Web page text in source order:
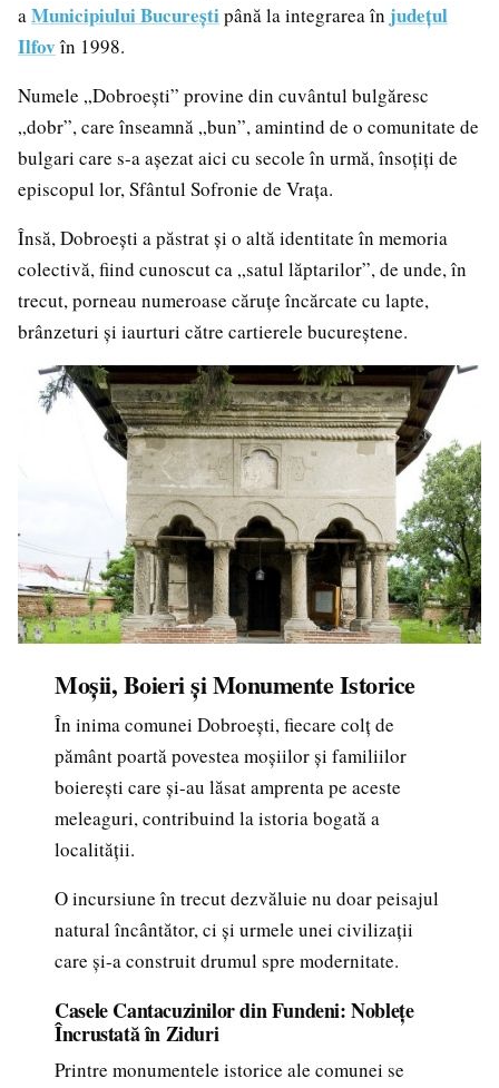
aMunicipiului Bucureștipână la integrarea în județul
Ilfov în 1998.
Numele „Dobroești” provine din cuvântul bulgăresc
„dobr”, care înseamnă „bun”, amintind de o comunitate de
bulgari care s-a așezat aici cu secole în urmă, însoțiți de
episcopul lor, Sfântul Sofronie de Vrața.
Însă, Dobroești a păstrat și o altă identitate în memoria
colectivă, fiind cunoscut ca „satul lăptarilor”, de unde, în
trecut, porneau numeroase căruțe încărcate cu lapte,
brânzeturi și iaurturi către cartierele bucureștene.
Moșii, Boieri și Monumente Istorice
În inima comunei Dobroești, fiecare colț de
pământ poartă povestea moșiilor și familiilor
boierești care și-au lăsat amprenta pe aceste
meleaguri, contribuind la istoria bogată a
localității.
O incursiune în trecut dezvăluie nu doar peisajul
natural încântător, ci și urmele unei civilizații
care și-a construit drumul spre modernitate.
Casele Cantacuzinilor din Fundeni: Noblețe
Încrustată în Ziduri
Printre monumentele istorice ale comunei se